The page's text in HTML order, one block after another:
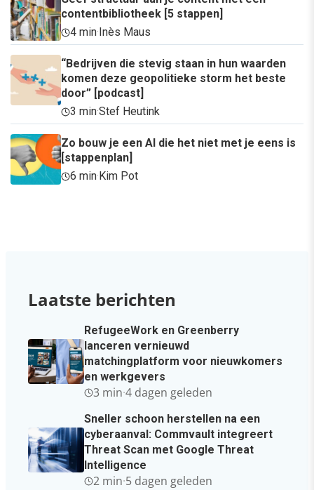
contentbibliotheek [5 stappen]
4 min·Inès Maus
“Bedrijven die stevig staan in hun waarden
komen deze geopolitieke storm het beste
door” [podcast]
3 min·Stef Heutink
Zo bouw je een AI die het niet met je eens is
[stappenplan]
6 min·Kim Pot
Laatste berichten
RefugeeWork en Greenberry
lanceren vernieuwd
matchingplatform voor nieuwkomers
en werkgevers
3 min·4 dagen geleden
Sneller schoon herstellen na een
cyberaanval: Commvault integreert
Threat Scan met Google Threat
Intelligence
2 min·5 dagen geleden